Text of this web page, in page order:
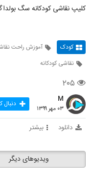
کلیپ نقاشی کودکانه سگ
کودک آموزش راحت
نقاشی کودکانه
۲۰۵
M
۰۳ مهر ۱۳۹۹ دنبال
دانلود بیشتر
ویدیوهای دیگر